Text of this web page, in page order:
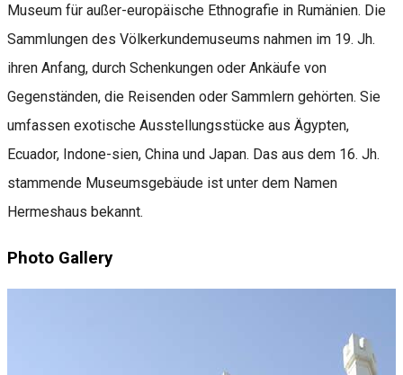
Museum für außer-europäische Ethnografie in Rumänien. Die
Sammlungen des Völkerkundemuseums nahmen im 19. Jh.
ihren Anfang, durch Schenkungen oder Ankäufe von
Gegenständen, die Reisenden oder Sammlern gehörten. Sie
umfassen exotische Ausstellungsstücke aus Ägypten,
Ecuador, Indone-sien, China und Japan. Das aus dem 16. Jh.
stammende Museumsgebäude ist unter dem Namen
Hermeshaus bekannt.
Photo Gallery